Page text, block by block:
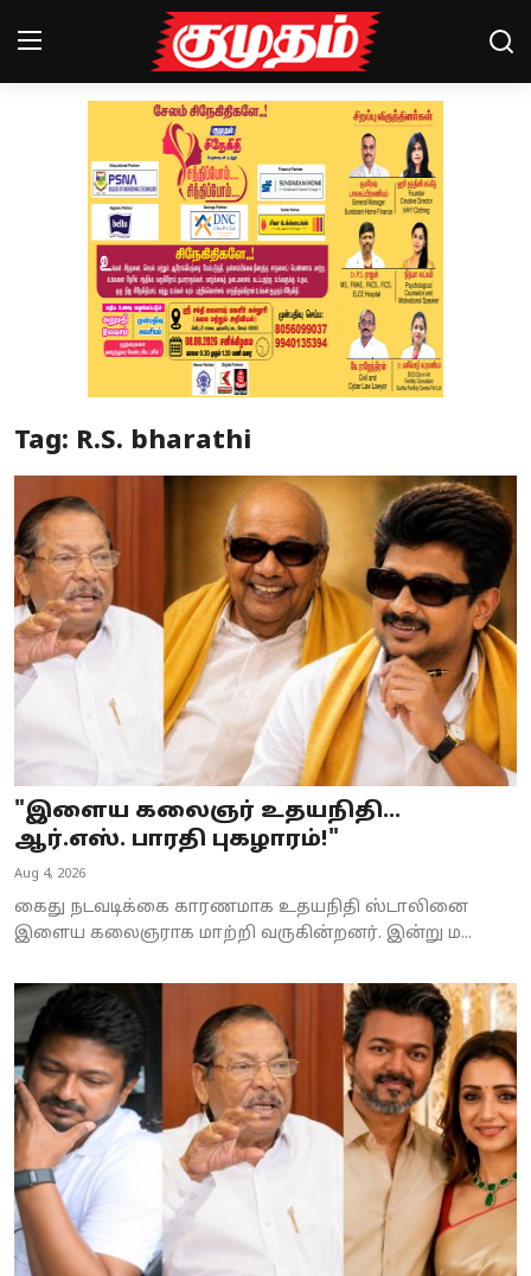
Magazines
Special Story
Business
Crime
Tamilnadu
National
Astrology
Spirituality
Weather
Politics
Tag: R.S. bharathi
"இளைய கலைஞர் உதயநிதி...
ஆர்.எஸ். பாரதி புகழாரம்!"
Aug 4, 2026
கைது நடவடிக்கை காரணமாக உதயநிதி ஸ்டாலினை
இளைய கலைஞராக மாற்றி வருகின்றனர். இன்று ம...